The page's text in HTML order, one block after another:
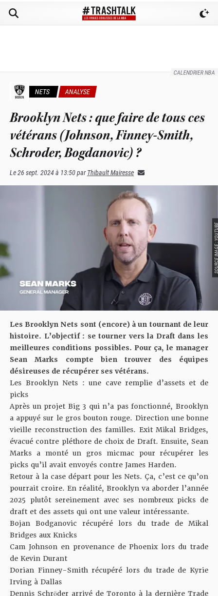
CALENDRIER NBA
NETS ANALYSE
Brooklyn Nets : que faire de tous ces
vétérans (Johnson, Finney-Smith,
Schroder, Bogdanovic) ?
Le26 sept. 2024 à 13:50par Thibault Mairesse
SOURCE
Les Brooklyn Nets sont (encore) à un tournant de leur
histoire. L’objectif : se tourner vers la Draft dans les
meilleures conditions possibles. Pour ça, le manager
Sean Marks compte bien trouver des équipes
désireuses de récupérer ses vétérans.
Les Brooklyn Nets : une cave remplie d’assets et de
picks
Après un projet Big 3 qui n’a pas fonctionné, Brooklyn
a appuyé sur le gros bouton rouge. Direction une bonne
vieille reconstruction des familles. Exit Mikal Bridges,
évacué contre pléthore de choix de Draft. Ensuite, Sean
Marks a monté un gros micmac pour récupérer les
picks qu’il avait envoyés contre James Harden.
Retour à la case départ pour les Nets. Ça, c’est ce qu’on
pourrait croire. En réalité, Brooklyn va aborder l’année
2025 plutôt sereinement avec ses nombreux picks de
draft et des assets qui ont une valeur intéressante.
Bojan Bodganovic récupéré lors du trade de Mikal
Bridges aux Knicks
Cam Johnson en provenance de Phoenix lors du trade
de Kevin Durant
Dorian Finney-Smith récupéré lors du trade de Kyrie
Irving à Dallas
Dennis Schröder arrivé de Toronto à la dernière Trade